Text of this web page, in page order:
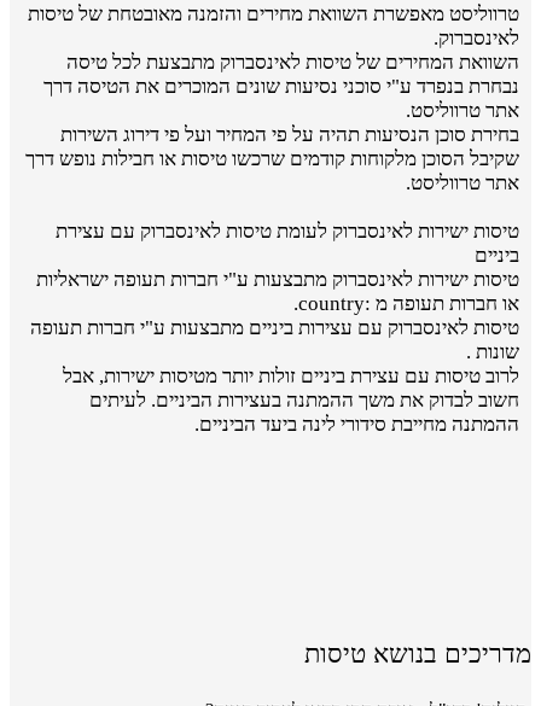
טרווליסט מאפשרת השוואת מחירים והזמנה מאובטחת של טיסות
לאינסברוק.
השוואת המחירים של טיסות לאינסברוק מתבצעת לכל טיסה
נבחרת בנפרד ע"י סוכני נסיעות שונים המוכרים את הטיסה דרך
אתר טרווליסט.
בחירת סוכן הנסיעות תהיה על פי המחיר ועל פי דירוג השירות
שקיבל הסוכן מלקוחות קודמים שרכשו טיסות או חבילות נופש דרך
אתר טרווליסט.
טיסות ישירות לאינסברוק לעומת טיסות לאינסברוק עם עצירת
ביניים
טיסות ישירות לאינסברוק מתבצעות ע"י חברות תעופה ישראליות
או חברות תעופה מ :country.
טיסות לאינסברוק עם עצירות ביניים מתבצעות ע"י חברות תעופה
שונות .
לרוב טיסות עם עצירת ביניים זולות יותר מטיסות ישירות, אבל
חשוב לבדוק את משך ההמתנה בעצירות הביניים. לעיתים
ההמתנה מחייבת סידורי לינה ביעד הביניים.
מדריכים בנושא טיסות